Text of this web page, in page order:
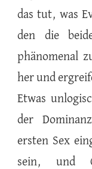
das tut, was
den die
phänomenal
her und
Etwas
der
ersten Sex
sein, und